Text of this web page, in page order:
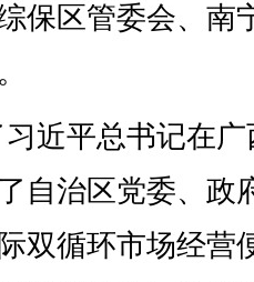
保区管委会、南
近平总书记在
自治区党委、政
双循环市场经营